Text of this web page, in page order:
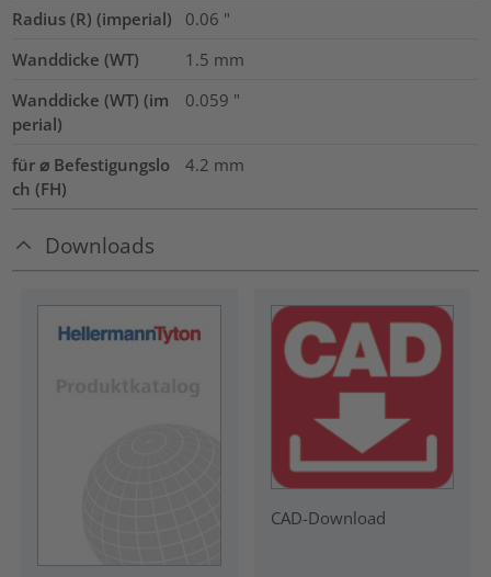
Radius (R) (imperial)
0.06 "
Wanddicke (WT)
1.5 mm
Wanddicke (WT) (im
perial)
0.059 "
für ⌀ Befestigungslo
ch (FH)
4.2 mm
Downloads
CAD-Download